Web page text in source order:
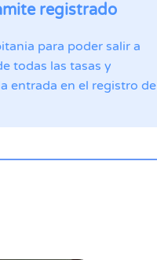
registrado
para poder salir a
todas las tasas y
entrada en el registro de